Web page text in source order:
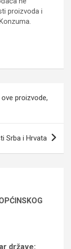
proizvoda i
proizvode,
Srba i Hrvata
države: